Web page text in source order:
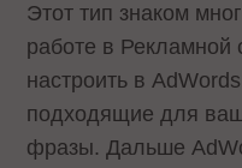
Этот тип знаком
работе в Рекламной
настроить в
подходящие для
фразы. Дальше